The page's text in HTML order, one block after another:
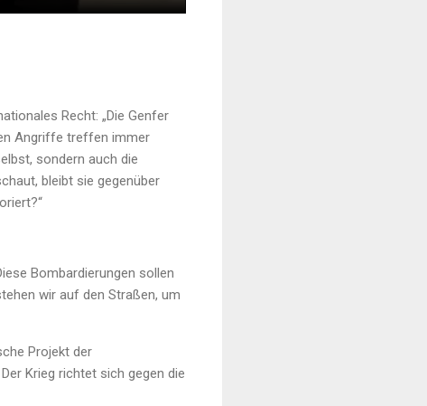
Recht: „Die Genfer
Angriffe treffen immer
sondern auch die
bleibt sie gegenüber
Bombardierungen sollen
wir auf den Straßen, um
Projekt der
Krieg richtet sich gegen die